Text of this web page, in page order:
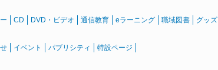
CD DVD・ビデオ 通信教育 eラーニング 職域図書 グッズ
イベント パブリシティ 特設ページ